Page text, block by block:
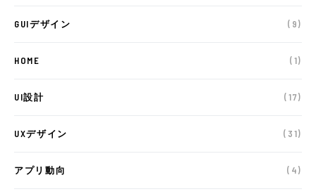
GUIデザイン (9)
HOME (1)
UI設計 (17)
UXデザイン (31)
アプリ動向 (4)